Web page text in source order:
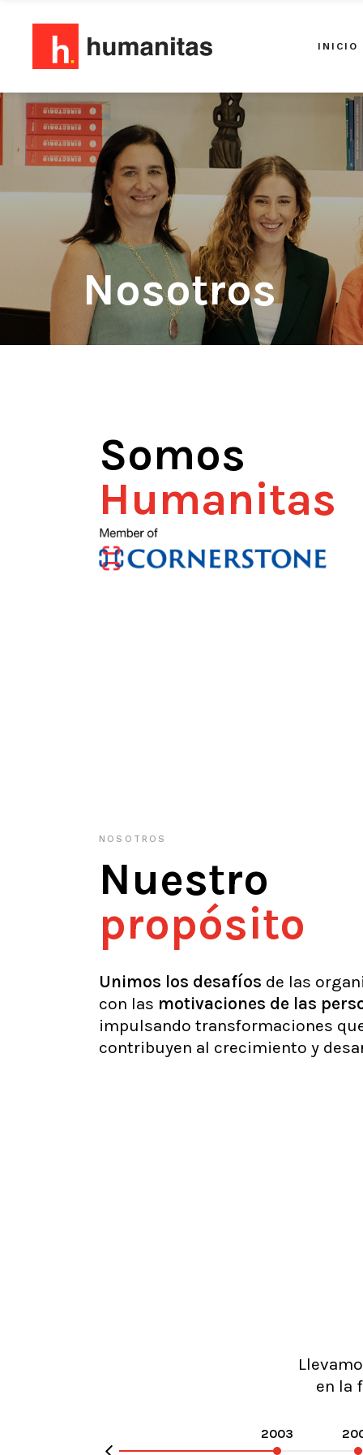
INICIO
Nosotros
Somos
Humanitas
NOSOTROS
Nuestro
propósito
Unimos los desafíos de las
con las motivaciones de las
impulsando transformaciones
contribuyen al crecimiento y
en la
2003